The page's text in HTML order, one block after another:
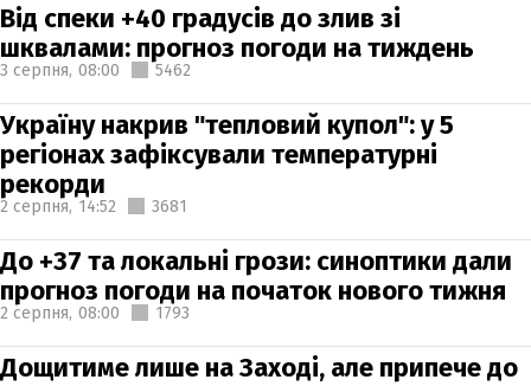
Від спеки +40 градусів до злив зі
шквалами: прогноз погоди на тиждень
3 серпня, 08:00 5462
Україну накрив "тепловий купол": у 5
регіонах зафіксували температурні
рекорди
2 серпня, 14:52 3681
До +37 та локальні грози: синоптики дали
прогноз погоди на початок нового тижня
2 серпня, 08:00 1793
Дощитиме лише на Заході, але припече до